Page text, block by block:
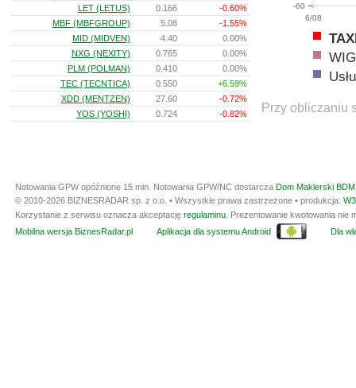
6/08
-60
WIG
Przy obliczaniu
LET (LETUS)
0.166
-0.60%
MBF (MBFGROUP)
5.08
-1.55%
MID (MIDVEN)
4.40
0.00%
NXG (NEXITY)
0.765
0.00%
PLM (POLMAN)
0.410
0.00%
TEC (TECNTICA)
0.550
+6.59%
XDD (MENTZEN)
27.60
-0.72%
YOS (YOSHI)
0.724 -0.82%
Notowania GPW opóźnione 15 min. Notowania GPW/NC dostarcza Dom Maklerski
© 2010-2026 BIZNESRADAR sp. z o.o. • Wszystkie prawa zastrzeżone • produkcja:
Korzystanie z serwisu oznacza akceptację regulaminu . Prezentowanie kwotowania
Mobilna wersja BiznesRadar.pl
Aplikacja dla systemu Android Dla